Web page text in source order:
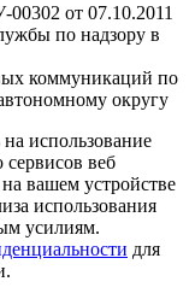
от 07.10.2011
по надзору в
коммуникаций по
округу
использование
веб
вашем устройстве
использования
усилиям.
для